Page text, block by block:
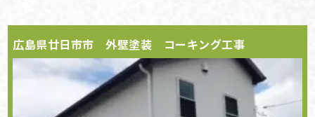
広島県廿日市市 外壁塗装 コーキング工事